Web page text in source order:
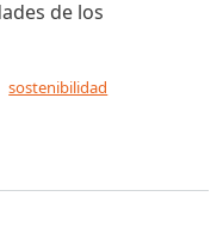
de los
sostenibilidad